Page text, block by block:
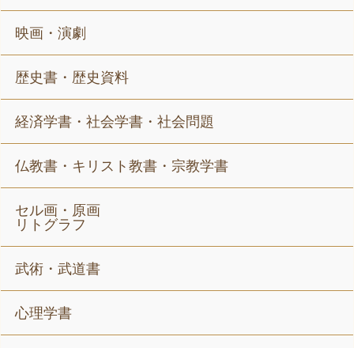
映画・演劇
歴史書・歴史資料
経済学書・社会学書・社会問題
仏教書・キリスト教書・宗教学書
セル画・原画
リトグラフ
武術・武道書
心理学書